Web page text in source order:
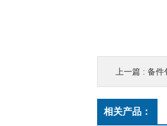
上一篇 : 备件
相关产品：